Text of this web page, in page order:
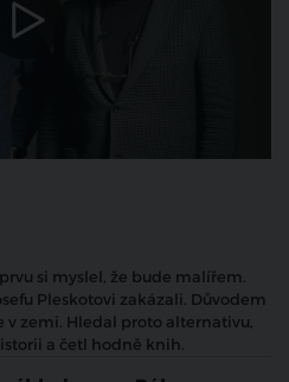
si myslel, že bude malířem.
Pleskotovi zakázali. Důvodem
zemi. Hledal proto alternativu,
a četl hodně knih.